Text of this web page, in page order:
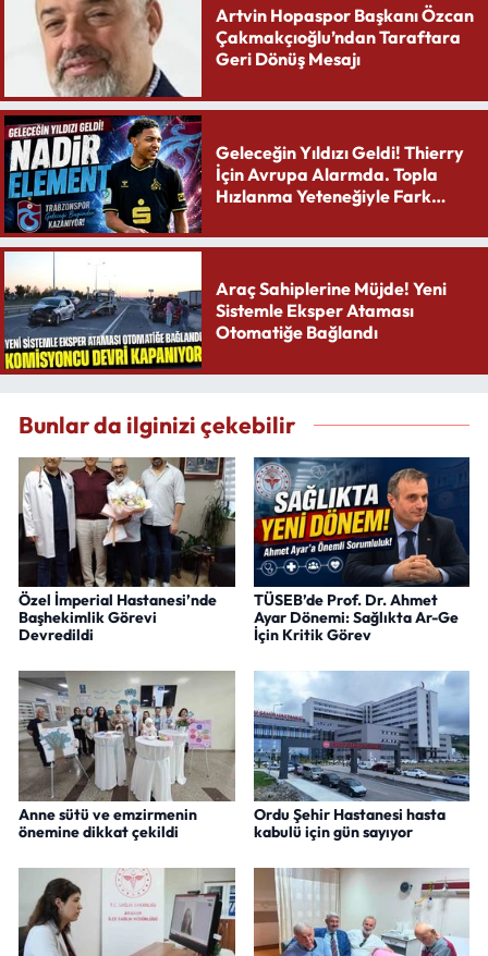
Artvin Hopaspor Başkanı Özcan
Çakmakçıoğlu’ndan Taraftara
Geri Dönüş Mesajı
Geleceğin Yıldızı Geldi! Thierry
İçin Avrupa Alarmda. Topla
Hızlanma Yeteneğiyle Fark
Araç Sahiplerine Müjde! Yeni
Sistemle Eksper Ataması
Otomatiğe Bağlandı
Bunlar da ilginizi çekebilir
Özel İmperial Hastanesi’nde
Başhekimlik Görevi
Devredildi
TÜSEB’de Prof. Dr. Ahmet
Ayar Dönemi: Sağlıkta Ar-Ge
İçin Kritik Görev
Anne sütü ve emzirmenin
önemine dikkat çekildi
Ordu Şehir Hastanesi hasta
kabulü için gün sayıyor